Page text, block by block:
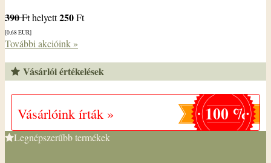
390Fthelyett250Ft
[0.68EUR]
További akcióink »
Vásárlói értékelések
Vásárlóink írták » 100 %
Legnépszerűbb termékek